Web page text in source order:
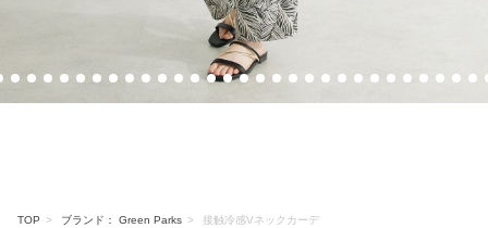
TOP ブランド： Green Parks 接触冷感Vネックカーデ
3 4 5 6 7 8 9 10 11 12 13 14 15 16 17 18 19 20 21 22 23 24 25 26 27 28 29 30 31